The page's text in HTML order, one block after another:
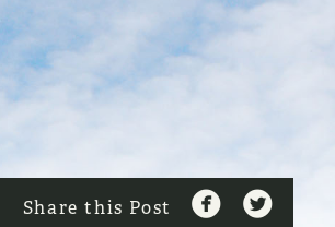
Share this Post  